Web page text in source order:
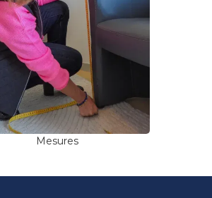
Mesures